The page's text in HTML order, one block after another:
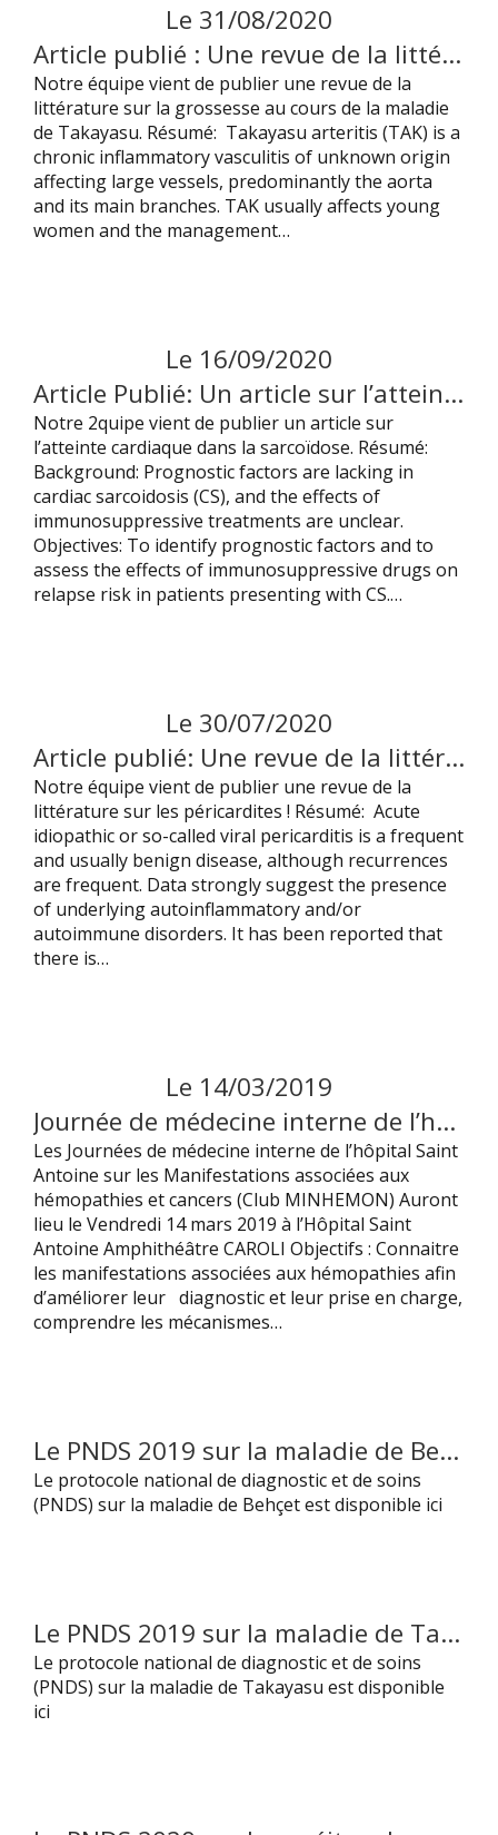
Le 31/08/2020
Article publié : Une revue de la littérature sur la grossesse dans la maladie de Takayasu.
Notre équipe vient de publier une revue de la
littérature sur la grossesse au cours de la maladie
de Takayasu. Résumé: Takayasu arteritis (TAK) is a
chronic inflammatory vasculitis of unknown origin
affecting large vessels, predominantly the aorta
and its main branches. TAK usually affects young
women and the management…
Le 16/09/2020
Article Publié: Un article sur l’atteinte cardiaque de la Sarcoïdose
Notre 2quipe vient de publier un article sur
l’atteinte cardiaque dans la sarcoïdose. Résumé:
Background: Prognostic factors are lacking in
cardiac sarcoidosis (CS), and the effects of
immunosuppressive treatments are unclear.
Objectives: To identify prognostic factors and to
assess the effects of immunosuppressive drugs on
relapse risk in patients presenting with CS.…
Le 30/07/2020
Article publié: Une revue de la littérature sur les péricardites !
Notre équipe vient de publier une revue de la
littérature sur les péricardites ! Résumé: Acute
idiopathic or so-called viral pericarditis is a frequent
and usually benign disease, although recurrences
are frequent. Data strongly suggest the presence
of underlying autoinflammatory and/or
autoimmune disorders. It has been reported that
there is…
Le 14/03/2019
Journée de médecine interne de l’hôpital Saint-Antoine : manifestations associées aux hémopathies et aux cancers
Les Journées de médecine interne de l’hôpital Saint
Antoine sur les Manifestations associées aux
hémopathies et cancers (Club MINHEMON) Auront
lieu le Vendredi 14 mars 2019 à l’Hôpital Saint
Antoine Amphithéâtre CAROLI Objectifs : Connaitre
les manifestations associées aux hémopathies afin
d’améliorer leur diagnostic et leur prise en charge,
comprendre les mécanismes…
Le PNDS 2019 sur la maladie de Behçet est maintenant disponible
Le protocole national de diagnostic et de soins
(PNDS) sur la maladie de Behçet est disponible ici
Le PNDS 2019 sur la maladie de Takayasu est maintenant disponible
Le protocole national de diagnostic et de soins
(PNDS) sur la maladie de Takayasu est disponible
ici